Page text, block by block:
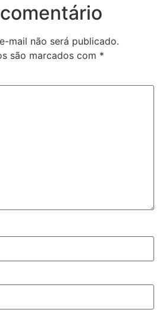
mail não será publicado.
são marcados com *